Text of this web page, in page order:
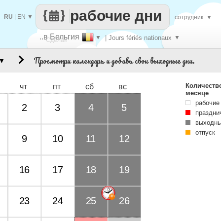
Сделай
..в Бельгия ▼ | Jours fériés nationaux ▼
рабочие дни
RU EN ▼ сотрудник ▼
Просмотри календарь и добавь свои выходные дни.
чт пт сб вс
2 3 4 5
9 10 11 12
16 17 18 19
23 24 25 26
месяце
отпуск